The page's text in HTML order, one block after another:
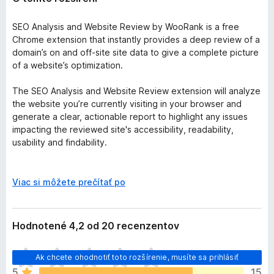
SEO Analysis and Website Review by WooRank is a free
Chrome extension that instantly provides a deep review of a
domain’s on and off-site site data to give a complete picture
of a website’s optimization.
The SEO Analysis and Website Review extension will analyze
the website you’re currently visiting in your browser and
generate a clear, actionable report to highlight any issues
impacting the reviewed site's accessibility, readability,
usability and findability.
improve your own website’s marketing performance. You can
backlinks or see what technology a potential sales lead is
using on their site.
Search engine optimization
Viac si môžete prečítať po
z
a
e
Hodnotené 4,2 od 20 recenzentov
Ak chcete ohodnotiť toto rozšírenie, musíte sa prihlásiť
D
o